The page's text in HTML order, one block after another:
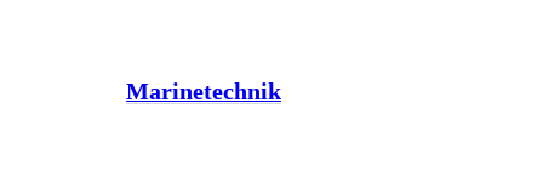
Marinetechnik